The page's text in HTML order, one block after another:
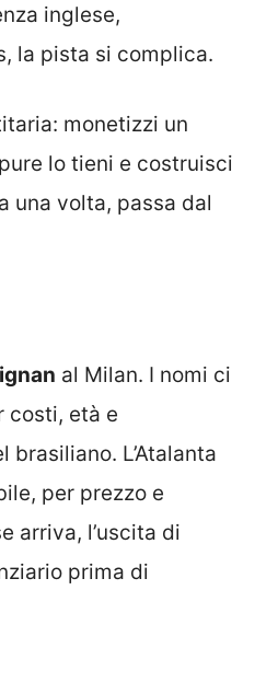
inglese,
la pista si complica.
monetizzi un
lo tieni e costruisci
una volta, passa dal
al Milan. I nomi ci
costi, età e
L’Atalanta
per prezzo e
arriva, l’uscita di
prima di